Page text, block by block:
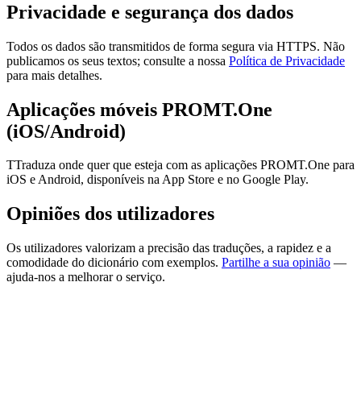
Privacidade e segurança dos dados
Todos os dados são transmitidos de forma segura via HTTPS. Não
publicamos os seus textos; consulte a nossa Política de Privacidade
para mais detalhes.
Aplicações móveis PROMT.One
(iOS/Android)
TTraduza onde quer que esteja com as aplicações PROMT.One para
iOS e Android, disponíveis na App Store e no Google Play.
Opiniões dos utilizadores
Os utilizadores valorizam a precisão das traduções, a rapidez e a
comodidade do dicionário com exemplos. Partilhe a sua opinião —
ajuda-nos a melhorar o serviço.